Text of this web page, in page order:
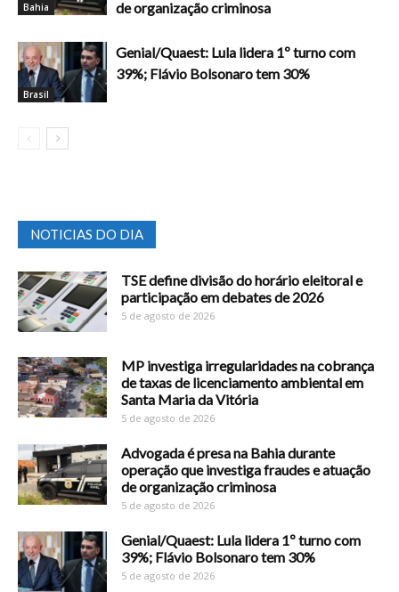
Bahia
de organização criminosa
Brasil
Genial/Quaest: Lula lidera 1º turno com
39%; Flávio Bolsonaro tem 30%
NOTICIAS DO DIA
TSE define divisão do horário eleitoral e
participação em debates de 2026
5 de agosto de 2026
MP investiga irregularidades na cobrança
de taxas de licenciamento ambiental em
Santa Maria da Vitória
5 de agosto de 2026
Advogada é presa na Bahia durante
operação que investiga fraudes e atuação
de organização criminosa
5 de agosto de 2026
Genial/Quaest: Lula lidera 1º turno com
39%; Flávio Bolsonaro tem 30%
5 de agosto de 2026